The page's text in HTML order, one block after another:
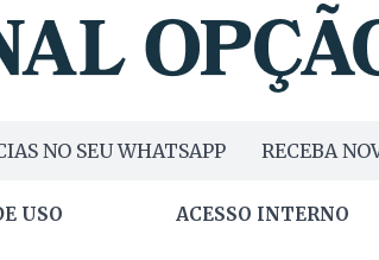
NO SEU WHATSAPP RECEBA
USO ACESSO INTERNO